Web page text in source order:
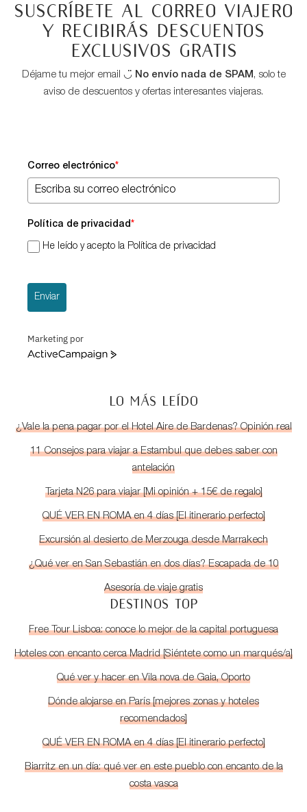
Suscríbete al correo viajero
y recibirás descuentos
exclusivos GRATIS
Déjame tu mejor email ◡̈ No envío nada de SPAM , solo te
aviso de descuentos y ofertas interesantes viajeras.
Correo electrónico*
Política de privacidad*
He leído y acepto la Política de privacidad
Enviar
Marketing por
ActiveCampaign
LO MÁS LEÍDO
¿Vale la pena pagar por el Hotel Aire de Bardenas? Opinión real
11 Consejos para viajar a Estambul que debes saber con
antelación
Tarjeta N26 para viajar [Mi opinión + 15€ de regalo]
QUÉ VER EN ROMA en 4 días [El itinerario perfecto]
Excursión al desierto de Merzouga desde Marrakech
¿Qué ver en San Sebastián en dos días? Escapada de 10
Asesoría de viaje gratis
DESTINOS TOP
Free Tour Lisboa: conoce lo mejor de la capital portuguesa
Hoteles con encanto cerca Madrid [Siéntete como un marqués/a]
Qué ver y hacer en Vila nova de Gaia, Oporto
Dónde alojarse en París [mejores zonas y hoteles
recomendados]
QUÉ VER EN ROMA en 4 días [El itinerario perfecto]
Biarritz en un día: qué ver en este pueblo con encanto de la
costa vasca